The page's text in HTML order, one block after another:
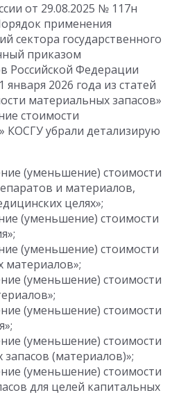
от 29.08.2025 № 117н
применения
сектора государственного
приказом
Российской Федерации
января 2026 года из статей
материальных запасов»
стоимости
КОСГУ убрали детализирую
(уменьшение) стоимости
и материалов,
целях»;
(уменьшение) стоимости
(уменьшение) стоимости
материалов»;
(уменьшение) стоимости
(уменьшение) стоимости
(уменьшение) стоимости
(материалов)»;
(уменьшение) стоимости
для целей капитальных